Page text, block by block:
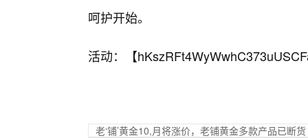
呵护开始。
活动：【
老‘铺’黄金10,月将涨价，老铺黄金多款产品已断货